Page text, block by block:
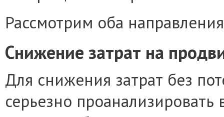
Рассмотрим оба
Снижение затрат на
Для снижения затрат без
серьезно